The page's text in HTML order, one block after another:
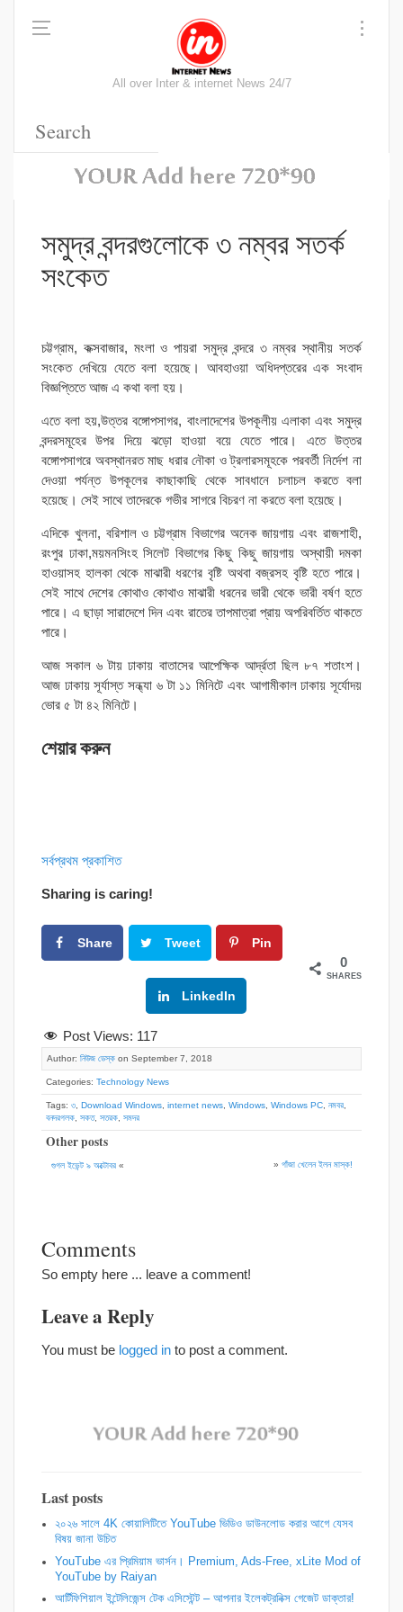
All over Inter & internet News 24/7
সমুদ্র বন্দরগুলোকে ৩ নম্বর সতর্ক
সংকেত
চট্টগ্রাম, কক্সবাজার, মংলা ও পায়রা সমুদ্র বন্দরে ৩ নম্বর স্থানীয় সতর্ক
সংকেত দেখিয়ে যেতে বলা হয়েছে। আবহাওয়া অধিদপ্তরের এক সংবাদ
বিজ্ঞপ্তিতে আজ এ কথা বলা হয়।
এতে বলা হয়,উত্তর বঙ্গোপসাগর, বাংলাদেশের উপকূলীয় এলাকা এবং সমুদ্র
বন্দরসমূহের উপর দিয়ে ঝড়ো হাওয়া বয়ে যেতে পারে। এতে উত্তর
বঙ্গোপসাগরে অবস্থানরত মাছ ধরার নৌকা ও ট্রলারসমূহকে পরবর্তী নির্দেশ না
দেওয়া পর্যন্ত উপকূলের কাছাকাছি থেকে সাবধানে চলাচল করতে বলা
হয়েছে। সেই সাথে তাদেরকে গভীর সাগরে বিচরণ না করতে বলা হয়েছে।
এদিকে খুলনা, বরিশাল ও চট্টগ্রাম বিভাগের অনেক জায়গায় এবং রাজশাহী,
রংপুর ঢাকা,ময়মনসিংহ সিলেট বিভাগের কিছু কিছু জায়গায় অস্থায়ী দমকা
হাওয়াসহ হালকা থেকে মাঝারী ধরণের বৃষ্টি অথবা বজ্রসহ বৃষ্টি হতে পারে।
সেই সাথে দেশের কোথাও কোথাও মাঝারী ধরনের ভারী থেকে ভারী বর্ষণ হতে
পারে। এ ছাড়া সারাদেশে দিন এবং রাতের তাপমাত্রা প্রায় অপরিবর্তিত থাকতে
পারে।
আজ সকাল ৬ টায় ঢাকায় বাতাসের আপেক্ষিক আর্দ্রতা ছিল ৮৭ শতাংশ।
আজ ঢাকায় সূর্যাস্ত সন্ধ্যা ৬ টা ১১ মিনিটে এবং আগামীকাল ঢাকায় সূর্যোদয়
ভোর ৫ টা ৪২ মিনিটে।
শেয়ার করুন
সর্বপ্রথম প্রকাশিত
Sharing is caring!
Share Tweet Pin
LinkedIn
0
SHARES
Post Views: 117
Author: নিউজ ডেস্ক on September 7, 2018
Categories: Technology News
Tags: ৩, Download Windows, internet news, Windows, Windows PC, নমবর,
বনদরগলক, সকত, সতরক, সমদর
Other posts
গুগল ইভেন্ট ৯ অক্টোবর « » গাঁজা খেলেন ইলন মাস্ক!
Comments
So empty here ... leave a comment!
Leave a Reply
You must be logged in to post a comment.
Last posts
২০২৬ সালে 4K কোয়ালিটিতে YouTube ভিডিও ডাউনলোড করার আগে যেসব
বিষয় জানা উচিত
YouTube এর প্রিমিয়াম ভার্সন। Premium, Ads-Free, xLite Mod of
YouTube by Raiyan
আর্টিফিশিয়াল ইন্টেলিজেন্স টেক এসিস্টেন্ট – আপনার ইলেকট্রনিক্স গেজেট ডাক্তার!